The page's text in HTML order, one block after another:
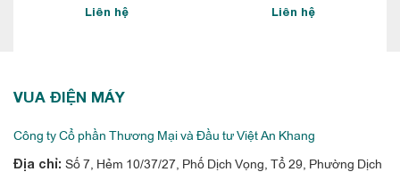
Liên hệ Liên hệ
VUA ĐIỆN MÁY
Công ty Cổ phần Thương Mại và Đầu tư Việt An Khang
Địa chỉ: Số 7, Hẻm 10/37/27, Phố Dịch Vọng, Tổ 29, Phường Dịch